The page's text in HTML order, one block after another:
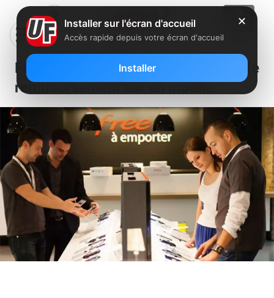
Free : Nouvelle offre de
remboursement sur un mobile
✕
Installer sur l'écran d'accueil
Accès rapide depuis votre écran d'accueil
Installer